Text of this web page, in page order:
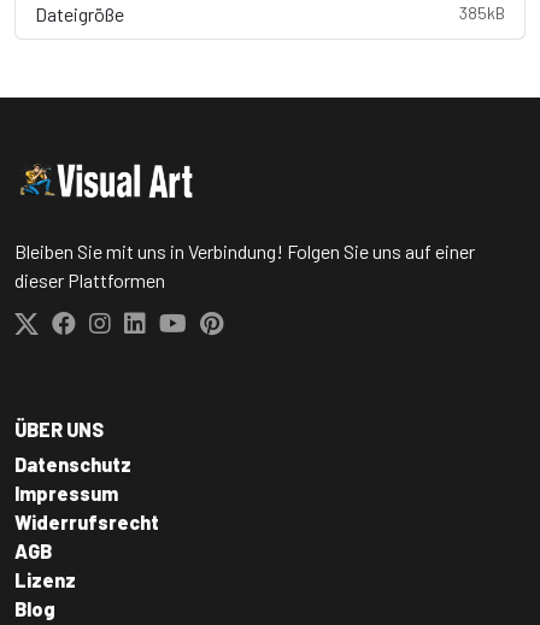
Dateigröße 385kB
Bleiben Sie mit uns in Verbindung! Folgen Sie uns auf einer
dieser Plattformen
ÜBER UNS
Datenschutz
Impressum
Widerrufsrecht
AGB
Lizenz
Blog